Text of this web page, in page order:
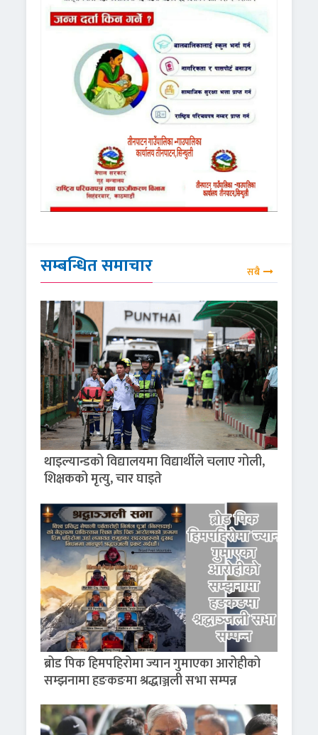
सम्बन्धित समाचार सबै
थाइल्यान्डको विद्यालयमा विद्यार्थीले चलाए गोली,
शिक्षकको मृत्यु, चार घाइते
ब्रोड पिक हिमपहिरोमा ज्यान गुमाएका आरोहीको
सम्झनामा हङकङमा श्रद्धाञ्जली सभा सम्पन्न